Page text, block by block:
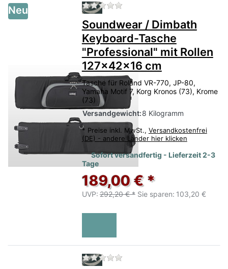
Neu Zu diesem Produkt liegen
Soundwear / Dimbath
Keyboard-Tasche
"Professional" mit Rollen
127x42x16 cm
Tasche für Roland VR-770, JP-80,
Yamaha Motif 7, Korg Kronos (73), Krome
(73)
Versandgewicht:8 Kilogramm
* Preise inkl. MwSt., Versandkostenfrei
(DE) - andere Länder hier klicken
Sofort versandfertig - Lieferzeit 2-3
Tage
189,00 € *
UVP: 292,20 € * Sie sparen: 103,20 €
Zu diesem Produkt liegen